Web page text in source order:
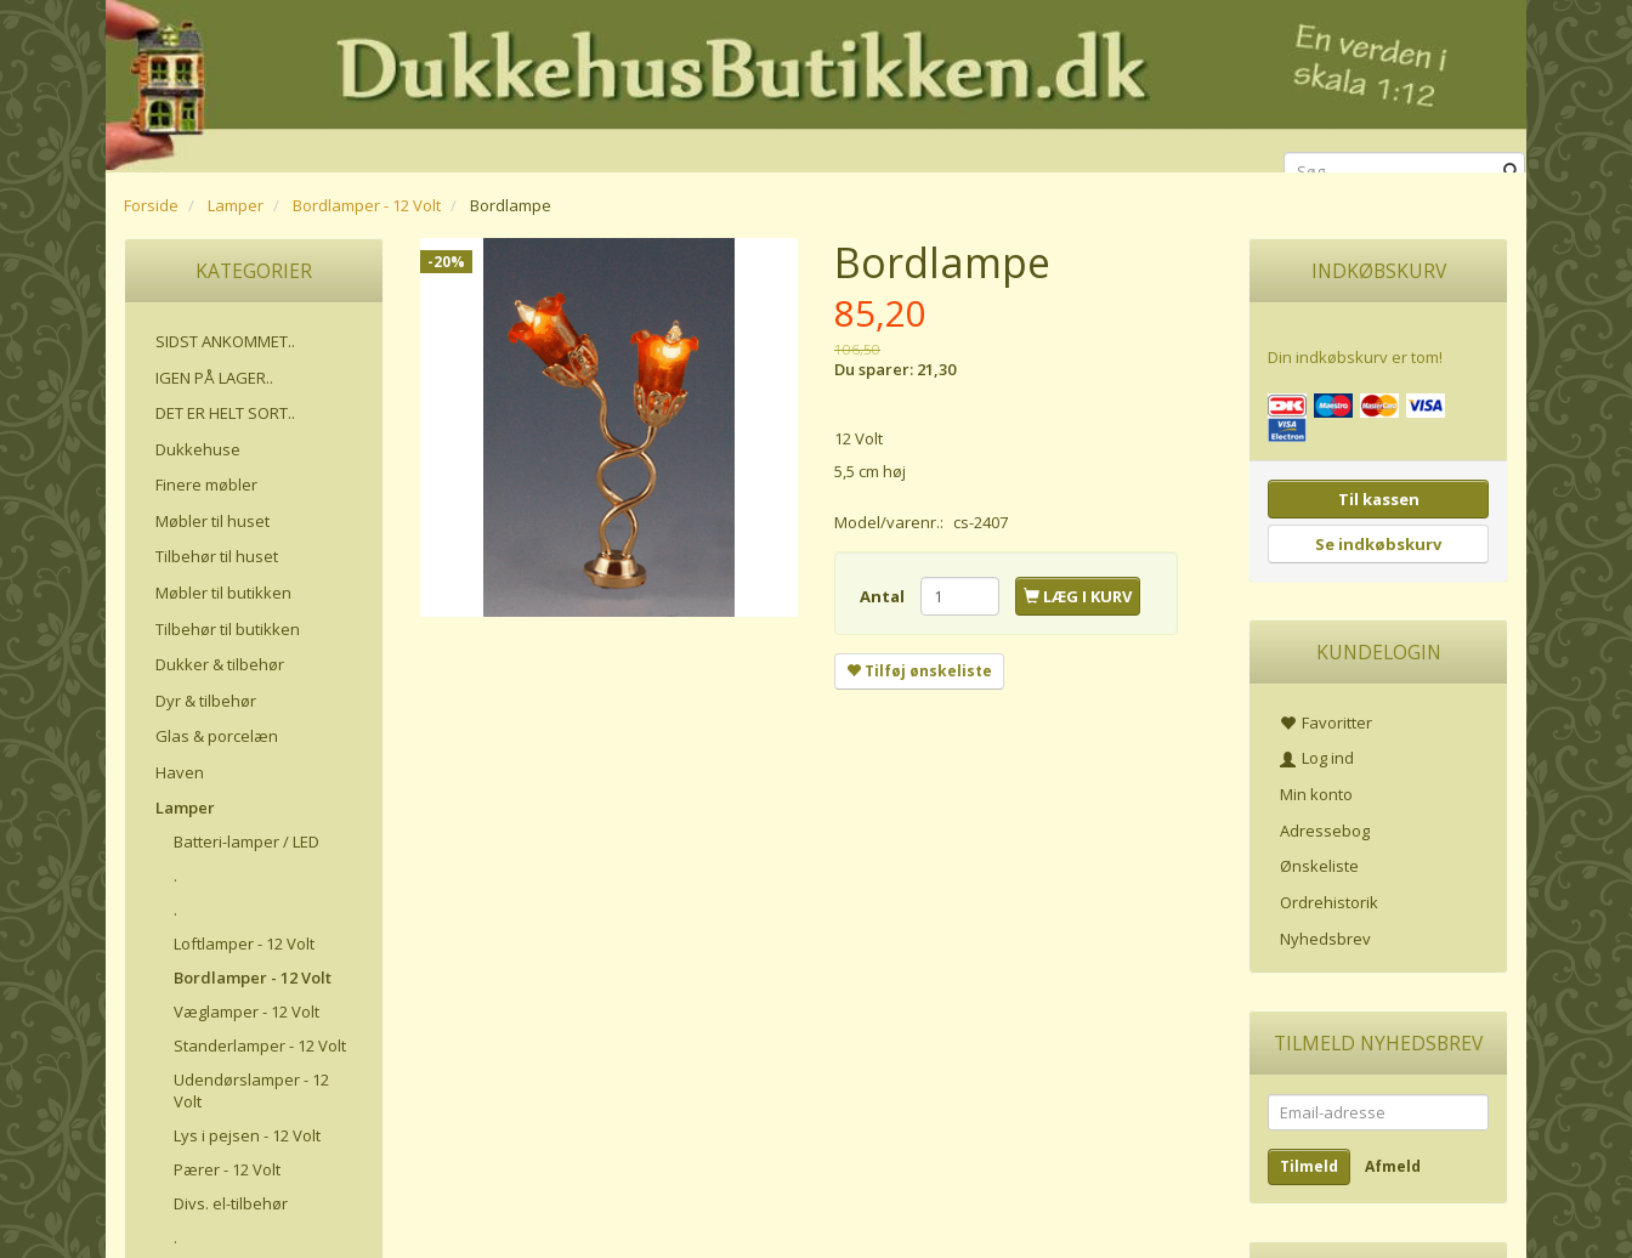
Forside Lamper Bordlamper - 12 Volt Bordlampe
KATEGORIER
SIDST ANKOMMET..
IGEN PÅ LAGER..
DET ER HELT SORT..
Dukkehuse
Finere møbler
Møbler til huset
Tilbehør til huset
Møbler til butikken
Tilbehør til butikken
Dukker & tilbehør
Dyr & tilbehør
Glas & porcelæn
Haven
Lamper
Batteri-lamper / LED
.
.
Loftlamper - 12 Volt
Bordlamper - 12 Volt
Væglamper - 12 Volt
Standerlamper - 12 Volt
Udendørslamper - 12
Volt
Lys i pejsen - 12 Volt
Pærer - 12 Volt
Divs. el-tilbehør
.
-20% Bordlampe
85,20
106,50
Du sparer: 21,30
12 Volt
5,5 cm høj
Model/varenr.: cs-2407
Antal LÆG I KURV
Tilføj ønskeliste
INDKØBSKURV
Din indkøbskurv er tom!
Til kassen
Se indkøbskurv
KUNDELOGIN
Favoritter
Log ind
Min konto
Adressebog
Ønskeliste
Ordrehistorik
Nyhedsbrev
TILMELD NYHEDSBREV
Email-
adresse
Tilmeld Afmeld